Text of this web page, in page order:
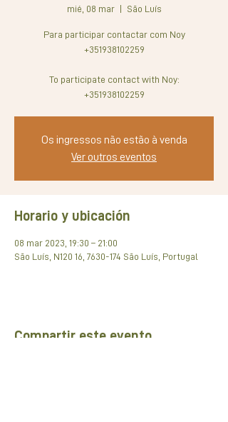
mié, 08 mar
  |
São Luís
Para participar contactar com Noy
+351938102259
To participate contact with Noy:
+351938102259
Os ingressos não estão à venda
Ver outros eventos
Horario y ubicación
08 mar 2023, 19:30 – 21:00
São Luís, N120 16, 7630-174 São Luís, Portugal
Compartir este evento